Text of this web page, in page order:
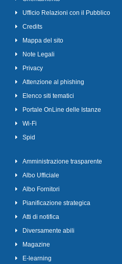
Ufficio Relazioni con il Pubblico
Credits
Mappa del sito
Note Legali
Privacy
Attenzione al phishing
Elenco siti tematici
Portale OnLine delle Istanze
Wi-Fi
Spid
Amministrazione trasparente
Albo Ufficiale
Albo Fornitori
Pianificazione strategica
Atti di notifica
Diversamente abili
Magazine
E-learning